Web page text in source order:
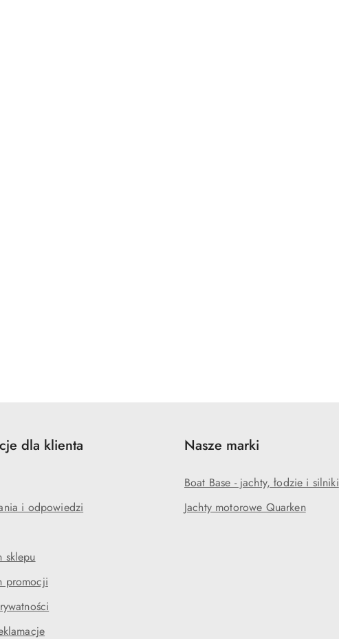
dla klienta
i odpowiedzi
sklepu
promocji
Nasze marki
Boat Base - jachty, łodzie i silniki
Jachty motorowe Quarken